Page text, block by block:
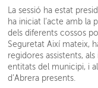
La sessió ha estat
ha iniciat l’acte amb la
dels diferents cossos
Seguretat Així mateix,
regidores assistents,
entitats del municipi, i
d’Abrera presents.